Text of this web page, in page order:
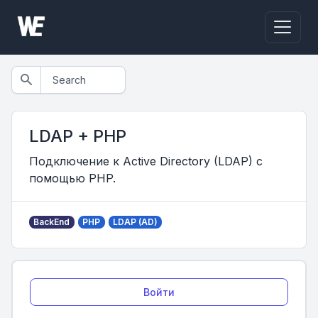
LDAP + PHP
Подключение к Active Directory (LDAP) с
помощью PHP.
BackEnd PHP LDAP (AD)
Войти